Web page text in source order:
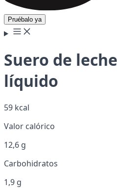
Pruébalo ya
Suero de
líquido
59 kcal
Valor calórico
12,6 g
Carbohidratos
1,9 g